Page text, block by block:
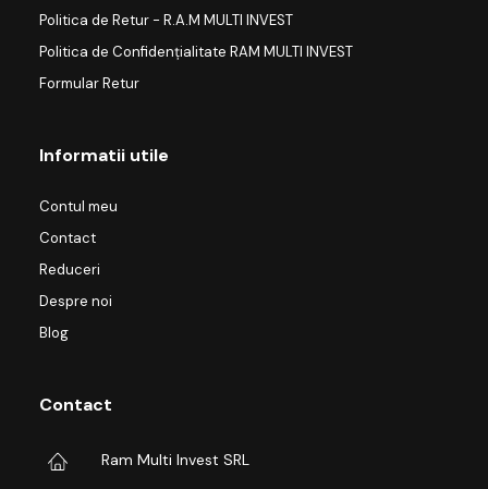
Politica de Retur - R.A.M MULTI INVEST
Politica de Confidențialitate RAM MULTI INVEST
Formular Retur
Informatii utile
Contul meu
Contact
Reduceri
Despre noi
Blog
Contact
Ram Multi Invest SRL